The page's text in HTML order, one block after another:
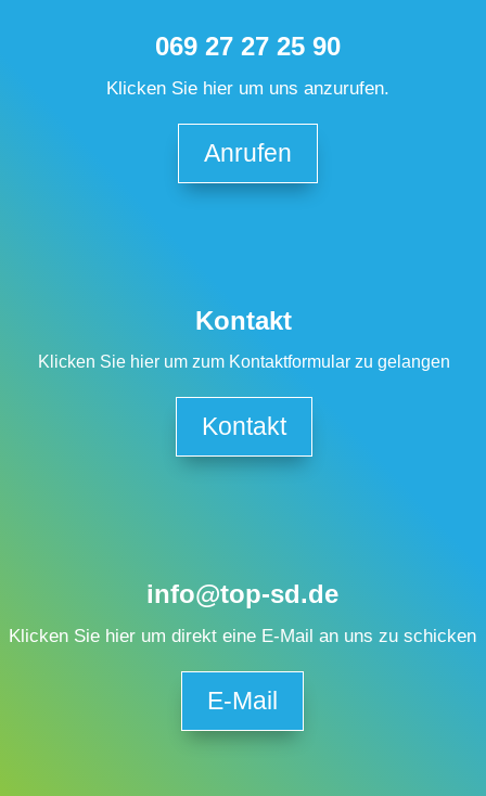
069 27 27 25 90
Klicken Sie hier um uns anzurufen.
Anrufen
Kontakt
Klicken Sie hier um zum Kontaktformular zu gelangen
Kontakt
info@top-sd.de
Klicken Sie hier um direkt eine E-Mail an uns zu schicken
E-Mail